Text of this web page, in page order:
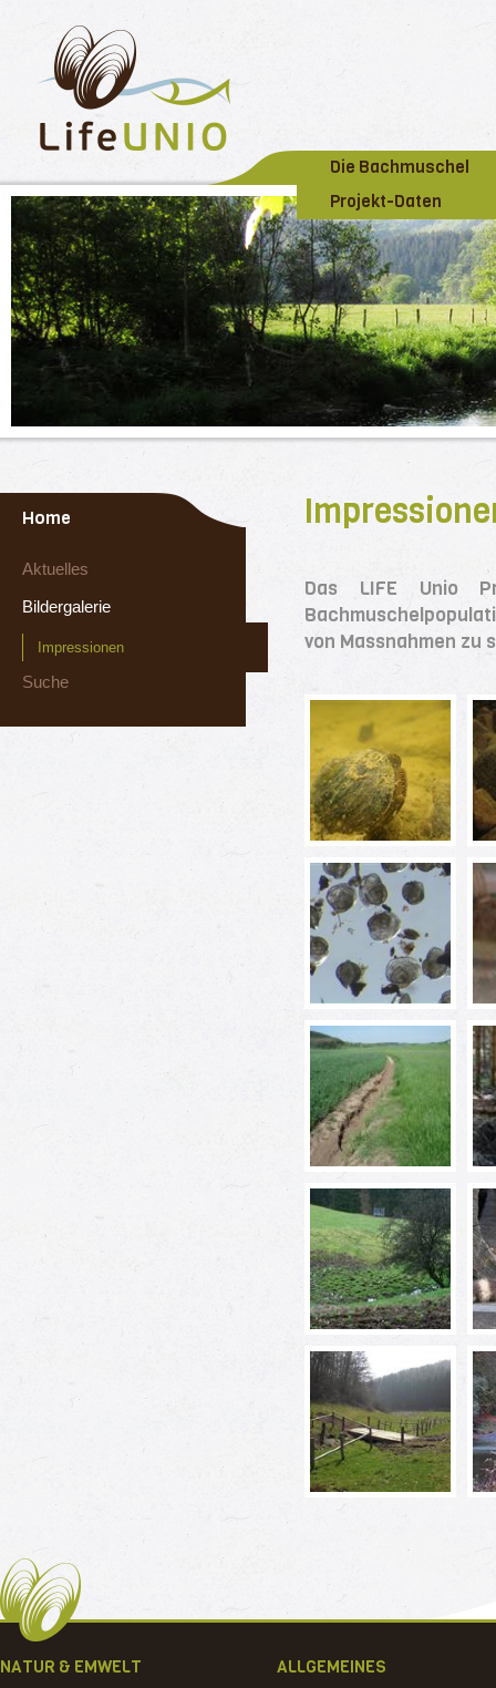
Die Bachmuschel
Projekt-Daten
Home
Aktuelles
Bildergalerie
Impressionen
Suche
Das LIFE Unio
von Massnahmen zu
NATUR & EMWELT ALLGEMEINES